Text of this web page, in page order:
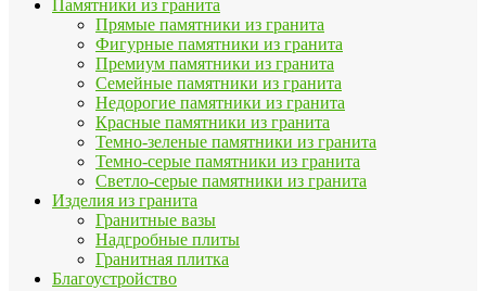
Памятники из гранита
Прямые памятники из гранита
Фигурные памятники из гранита
Премиум памятники из гранита
Семейные памятники из гранита
Недорогие памятники из гранита
Красные памятники из гранита
Темно-зеленые памятники из гранита
Темно-серые памятники из гранита
Светло-серые памятники из гранита
Изделия из гранита
Гранитные вазы
Надгробные плиты
Гранитная плитка
Благоустройство